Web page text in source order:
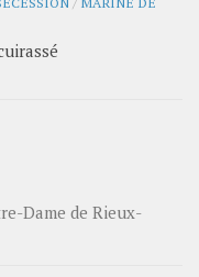
Dame de Rieux-